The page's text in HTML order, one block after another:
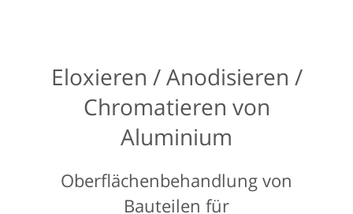
Eloxieren / Anodisieren /
Chromatieren von
Aluminium
Oberflächenbehandlung von
Bauteilen für